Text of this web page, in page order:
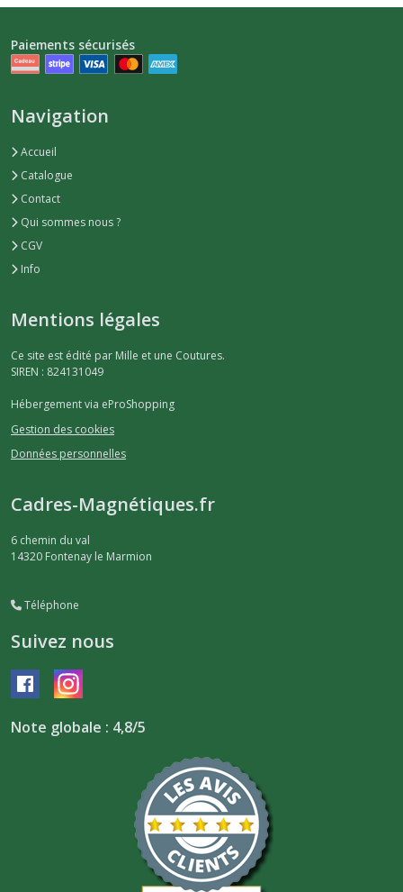
Paiements sécurisés
Navigation
Accueil
Catalogue
Contact
Qui sommes nous ?
CGV
Info
Mentions légales
Ce site est édité par Mille et une Coutures.
SIREN : 824131049
Hébergement via eProShopping
Gestion des cookies
Données personnelles
Cadres-Magnétiques.fr
6 chemin du val
14320 Fontenay le Marmion
Téléphone
Suivez nous
Note globale : 4,8/5